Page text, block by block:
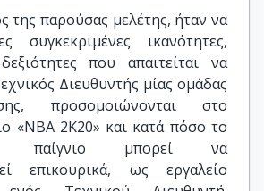
της παρούσας μελέτης, ήταν να
συγκεκριμένες ικανότητες,
που απαιτείται να
Διευθυντής μίας ομάδας
προσομοιώνονται στο
«NBA 2K20» και κατά πόσο το
παίγνιο μπορεί να
επικουρικά, ως εργαλείο